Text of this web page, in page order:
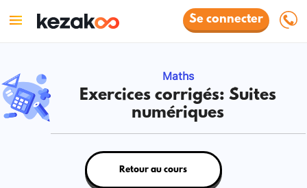
Se connecter
Maths
Exercices corrigés: Suites
numériques
Retour au cours